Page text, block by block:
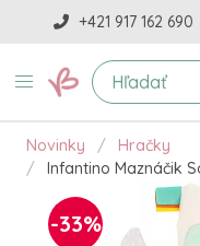
+421 917 162 690
Novinky
Hračky
Infantino Maznáčik
-33%